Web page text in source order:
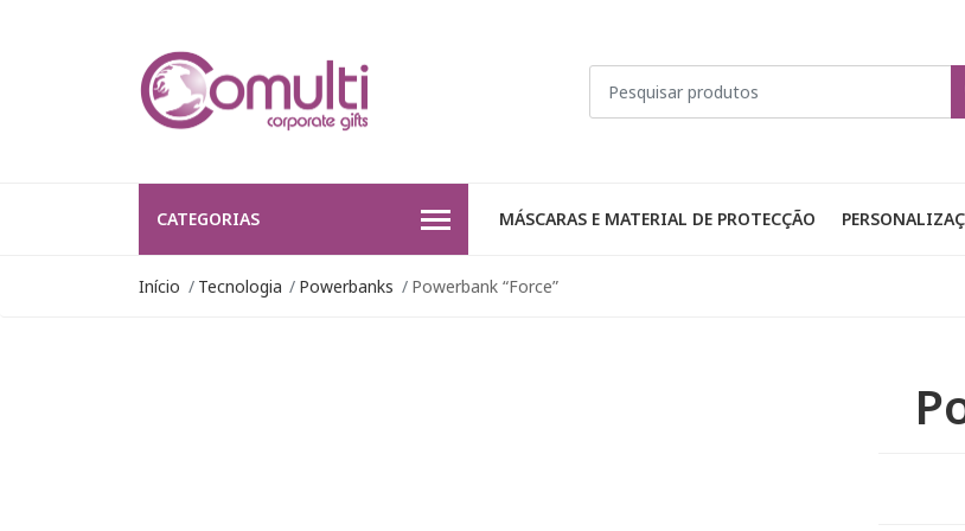
CATEGORIAS MÁSCARAS E MATERIAL DE PROTECÇÃO
Início Tecnologia Powerbanks Powerbank “Force”